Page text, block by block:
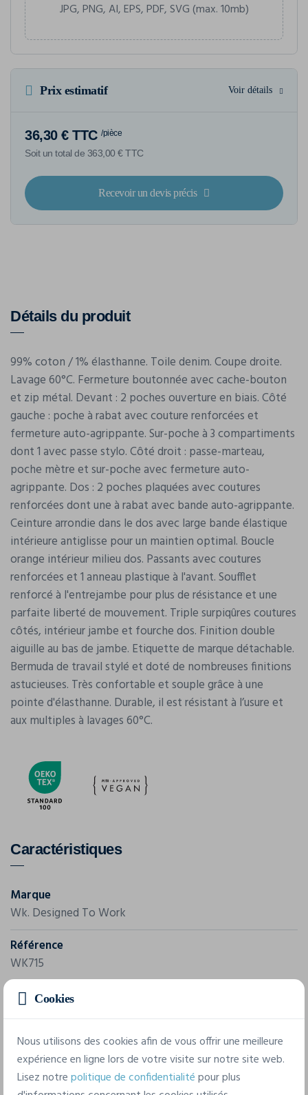
JPG, PNG, AI, EPS, PDF, SVG (max. 10mb)
Prix estimatif Voir détails
36,30 € TTC /pièce
Soit un total de 363,00 € TTC
Recevoir un devis précis
Détails du produit
99% coton / 1% élasthanne. Toile denim. Coupe droite.
Lavage 60°C. Fermeture boutonnée avec cache-bouton
et zip métal. Devant : 2 poches ouverture en biais. Côté
gauche : poche à rabat avec couture renforcées et
fermeture auto-agrippante. Sur-poche à 3 compartiments
dont 1 avec passe stylo. Côté droit : passe-marteau,
poche mètre et sur-poche avec fermeture auto-
agrippante. Dos : 2 poches plaquées avec coutures
renforcées dont une à rabat avec bande auto-agrippante.
Ceinture arrondie dans le dos avec large bande élastique
intérieure antiglisse pour un maintien optimal. Boucle
orange intérieur milieu dos. Passants avec coutures
renforcées et 1 anneau plastique à l'avant. Soufflet
renforcé à l'entrejambe pour plus de résistance et une
parfaite liberté de mouvement. Triple surpiqûres coutures
côtés, intérieur jambe et fourche dos. Finition double
aiguille au bas de jambe. Etiquette de marque détachable.
Bermuda de travail stylé et doté de nombreuses finitions
astucieuses. Très confortable et souple grâce à une
pointe d'élasthanne. Durable, il est résistant à l’usure et
aux multiples à lavages 60°C.
Caractéristiques
Marque
Wk. Designed To Work
Référence
WK715
Grammage
370 g/m²
Composition
99% Coton, 1% Elasthanne
Cookies
Nous utilisons des cookies afin de vous offrir une meilleure
expérience en ligne lors de votre visite sur notre site web.
Lisez notrepolitique de confidentialitépour plus